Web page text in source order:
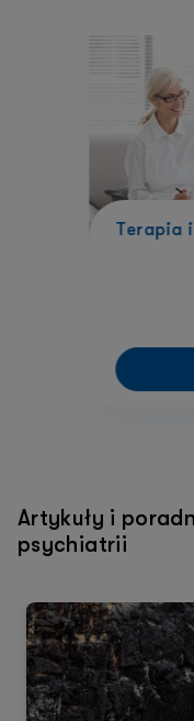
Terapia
Artykuły i
psychiatrii